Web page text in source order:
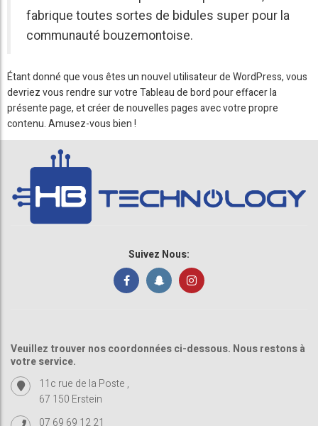
fabrique toutes sortes de bidules super pour la
communauté bouzemontoise.
Étant donné que vous êtes un nouvel utilisateur de WordPress, vous
devriez vous rendre sur votreTableau de bordpour effacer la
présente page, et créer de nouvelles pages avec votre propre
contenu. Amusez-vous bien !
Suivez Nous:
Veuillez trouver nos coordonnées ci-dessous. Nous restons à
votre service.
11c rue de la Poste ,
67 150 Erstein
07 69 69 12 21